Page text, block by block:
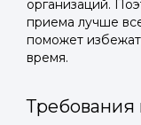
организаций.
приема лучше
поможет
время.
Требования